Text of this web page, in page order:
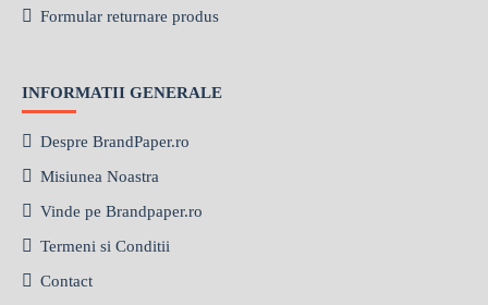
Formular returnare produs
INFORMATII GENERALE
Despre BrandPaper.ro
Misiunea Noastra
Vinde pe Brandpaper.ro
Termeni si Conditii
Contact